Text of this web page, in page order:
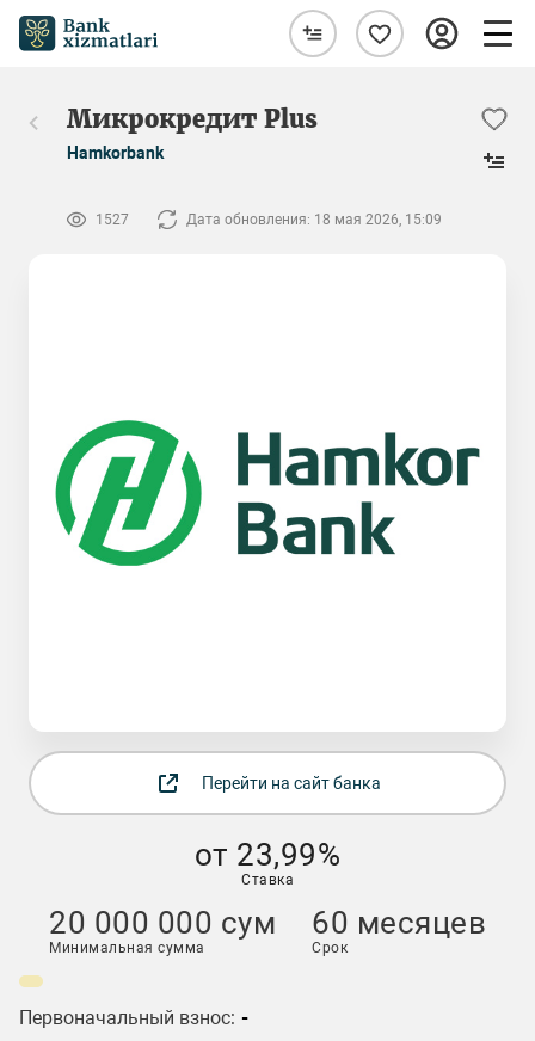
Микрокредит Plus
Hamkorbank
1527 Дата обновления: 18 мая 2026, 15:09
Перейти на сайт банка
от 23,99%
Ставка
20 000 000 сум
Минимальная сумма
60 месяцев
Срок
Первоначальный взнос: -